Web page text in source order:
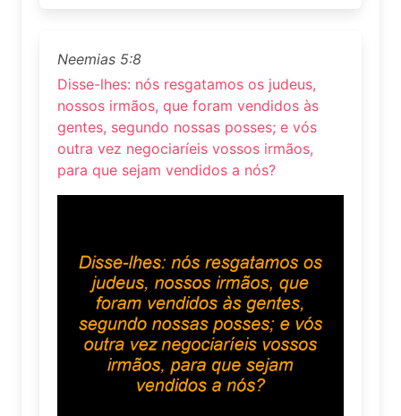
Neemias 5:8
Disse-lhes: nós resgatamos os judeus,
nossos irmãos, que foram vendidos às
gentes, segundo nossas posses; e vós
outra vez negociaríeis vossos irmãos,
para que sejam vendidos a nós?